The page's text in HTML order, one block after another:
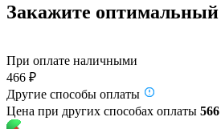
Закажите
При оплате наличными
466 ₽
Другие способы оплаты
Цена при других способах оплаты